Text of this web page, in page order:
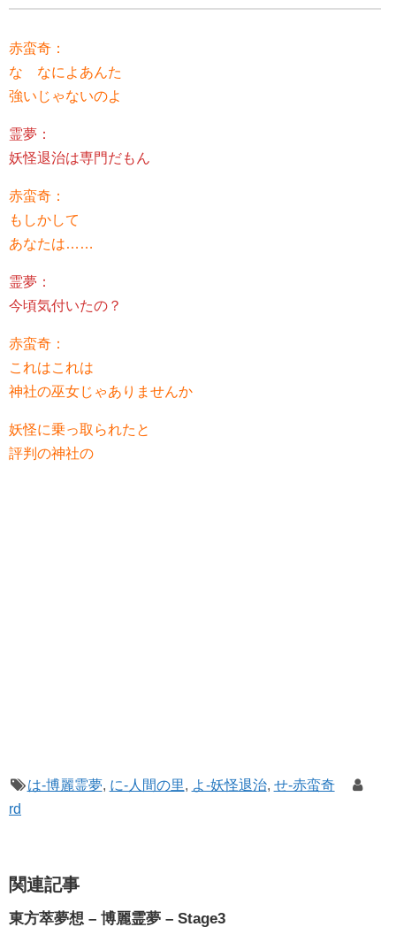
赤蛮奇：
な なによあんた
強いじゃないのよ
霊夢：
妖怪退治は専門だもん
赤蛮奇：
もしかして
あなたは……
霊夢：
今頃気付いたの？
赤蛮奇：
これはこれは
神社の巫女じゃありませんか
妖怪に乗っ取られたと
評判の神社の
は-博麗霊夢, に-人間の里, よ-妖怪退治, せ-赤蛮奇
rd
関連記事
東方萃夢想 – 博麗霊夢 – Stage3